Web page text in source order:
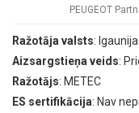
PEUGEOT
Ražotāja valsts: Igaunija
Aizsargstieņa veids:
Ražotājs: METEC
ES sertifikācija: Nav